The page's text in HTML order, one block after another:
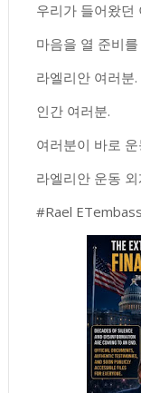
우리가 들어왔던
마음을 열 준비
라엘리안 여러분.
인간 여러분.
여러분이 바로
라엘리안 운동
#Rael